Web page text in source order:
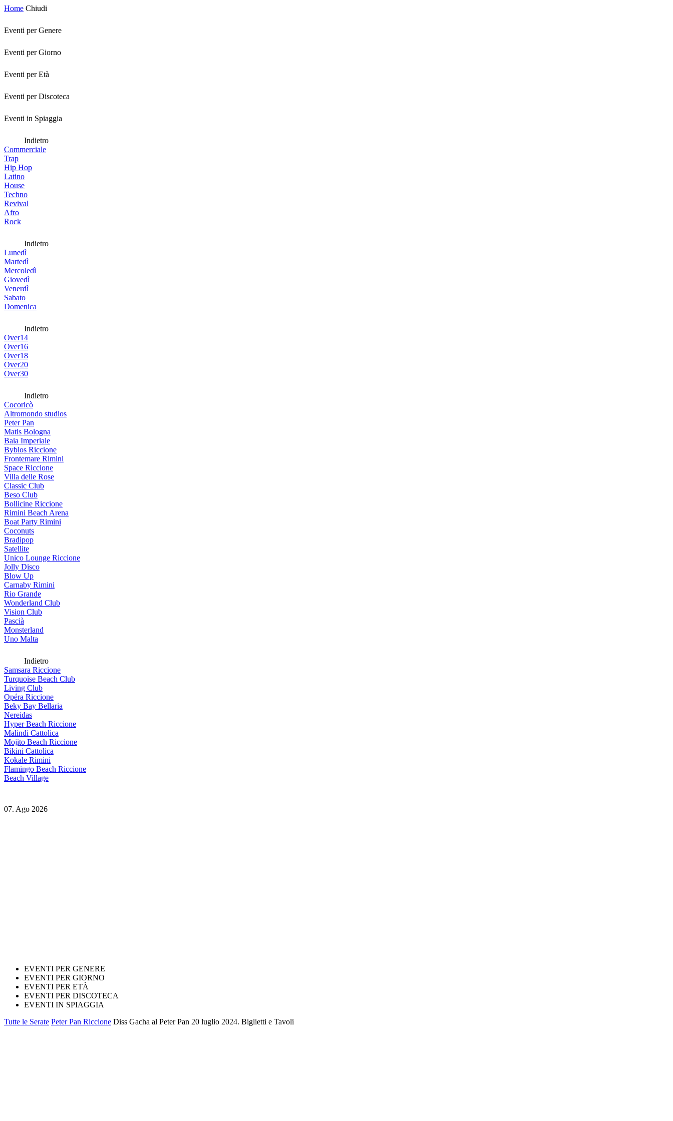
Home Chiudi
Eventi per Genere
Eventi per Giorno
Eventi per Età
Eventi per Discoteca
Eventi in Spiaggia
Indietro
Commerciale
Trap
Hip Hop
Latino
House
Techno
Revival
Afro
Rock
Indietro
Lunedì
Martedì
Mercoledì
Giovedì
Venerdì
Sabato
Domenica
Indietro
Over14
Over16
Over18
Over20
Over30
Indietro
Cocoricò
Altromondo studios
Peter Pan
Matis Bologna
Baia Imperiale
Byblos Riccione
Frontemare Rimini
Space Riccione
Villa delle Rose
Classic Club
Beso Club
Bollicine Riccione
Rimini Beach Arena
Boat Party Rimini
Coconuts
Bradipop
Satellite
Unico Lounge Riccione
Jolly Disco
Blow Up
Carnaby Rimini
Rio Grande
Wonderland Club
Vision Club
Pascià
Monsterland
Uno Malta
Indietro
Samsara Riccione
Turquoise Beach Club
Living Club
Opéra Riccione
Beky Bay Bellaria
Nereidas
Hyper Beach Riccione
Malindi Cattolica
Mojito Beach Riccione
Bikini Cattolica
Kokale Rimini
Flamingo Beach Riccione
Beach Village
07. Ago 2026
EVENTI PER GENERE
EVENTI PER GIORNO
EVENTI PER ETÀ
EVENTI PER DISCOTECA
EVENTI IN SPIAGGIA
Tutte le Serate Peter Pan Riccione Diss Gacha al Peter Pan 20 luglio 2024. Biglietti e Tavoli